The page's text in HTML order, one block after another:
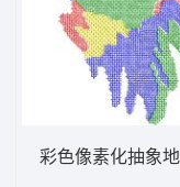
彩色像素化抽象